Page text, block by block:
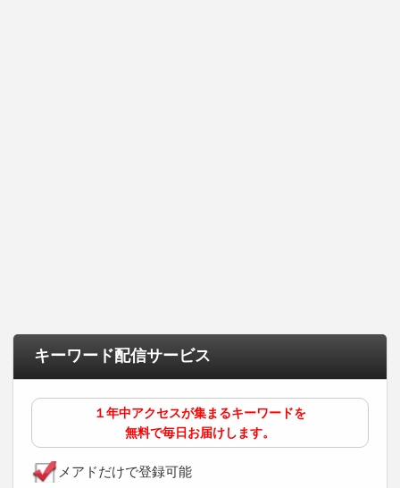
キーワード配信サービス
１年中アクセスが集まるキーワードを
無料で毎日お届けします。
メアドだけで登録可能